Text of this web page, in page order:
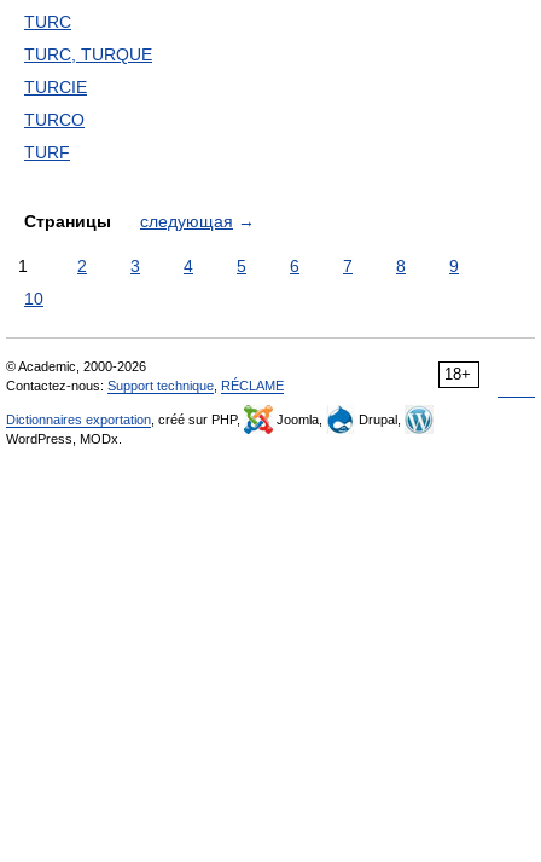
TURC
TURC, TURQUE
TURCIE
TURCO
TURF
Страницы следующая →
1 2 3 4 5 6 7 8
9
10
18+
© Academic, 2000-2026
Contactez-nous: Support technique RÉCLAME
Dictionnaires exportation , créé sur PHP, Joomla,
Drupal,
WordPress, MODx.